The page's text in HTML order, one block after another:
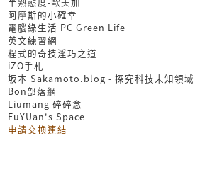
阿摩斯的小確幸
電腦綠生活 PC Green Life
英文練習網
程式的奇技淫巧之道
iZO手札
坂本 Sakamoto.blog - 探究科技未知領域
Bon部落網
Liumang 碎碎念
FuYUan's Space
申請交換連結